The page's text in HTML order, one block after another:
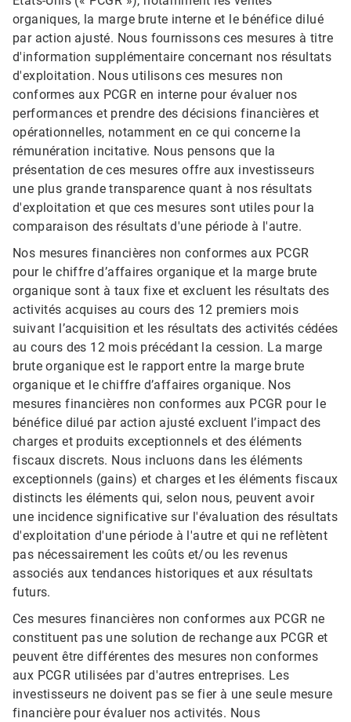
organiques, la marge brute interne et le bénéfice dilué
par action ajusté. Nous fournissons ces mesures à titre
d'information supplémentaire concernant nos résultats
d'exploitation. Nous utilisons ces mesures non
conformes aux PCGR en interne pour évaluer nos
performances et prendre des décisions financières et
opérationnelles, notamment en ce qui concerne la
rémunération incitative. Nous pensons que la
présentation de ces mesures offre aux investisseurs
une plus grande transparence quant à nos résultats
d'exploitation et que ces mesures sont utiles pour la
comparaison des résultats d'une période à l'autre.
Nos mesures financières non conformes aux PCGR
pour le chiffre d’affaires organique et la marge brute
organique sont à taux fixe et excluent les résultats des
activités acquises au cours des 12 premiers mois
suivant l’acquisition et les résultats des activités cédées
au cours des 12 mois précédant la cession. La marge
brute organique est le rapport entre la marge brute
organique et le chiffre d’affaires organique. Nos
mesures financières non conformes aux PCGR pour le
bénéfice dilué par action ajusté excluent l’impact des
charges et produits exceptionnels et des éléments
fiscaux discrets. Nous incluons dans les éléments
exceptionnels (gains) et charges et les éléments fiscaux
distincts les éléments qui, selon nous, peuvent avoir
une incidence significative sur l'évaluation des résultats
d'exploitation d'une période à l'autre et qui ne reflètent
pas nécessairement les coûts et/ou les revenus
associés aux tendances historiques et aux résultats
futurs.
Ces mesures financières non conformes aux PCGR ne
constituent pas une solution de rechange aux PCGR et
peuvent être différentes des mesures non conformes
aux PCGR utilisées par d'autres entreprises.​​​​​​​ Les
investisseurs ne doivent pas se fier à une seule mesure
financière pour évaluer nos activités.​​​​​​​ Nous